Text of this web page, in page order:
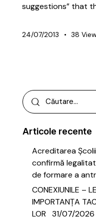
suggestions” that
24/07/2013 38
Articole recente
Acreditarea
confirmă
de formare a
CONEXIUNILE –
IMPORTANȚA
LOR
31/07/2026